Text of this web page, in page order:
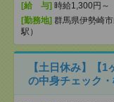
[給 与] 時給1,300円～
[勤務地] 群馬県伊勢崎
駅）
【土日休み】【
の中身チェック